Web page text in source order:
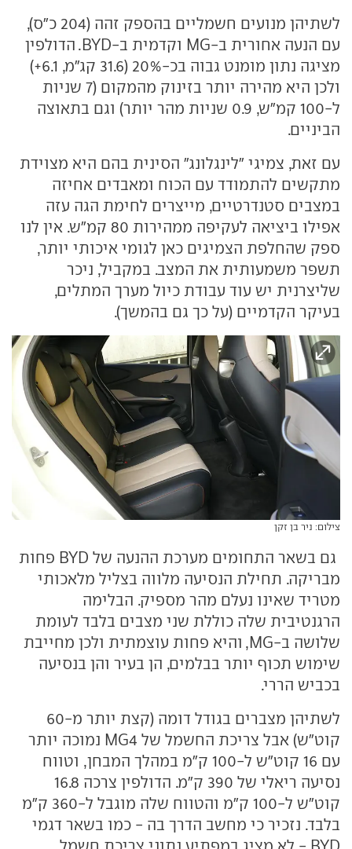
לשתיהן מנועים חשמליים בהספק זהה (204 כ"ס),
עם הנעה אחורית ב-MG וקדמית ב-BYD. הדולפין
מציגה נתון מומנט גבוה בכ-20% (31.6 קג"מ, 6.1+)
ולכן היא מהירה יותר בזינוק מהמקום (7 שניות
ל-100 קמ"ש, 0.9 שניות מהר יותר) וגם בתאוצה
הביניים.
עם זאת, צמיגי "לינגלונג" הסינית בהם היא מצוידת
מתקשים להתמודד עם הכוח ומאבדים אחיזה
במצבים סטנדרטיים, מייצרים לחימת הגה עזה
אפילו ביציאה לעקיפה ממהירות 80 קמ״ש. אין לנו
ספק שהחלפת הצמיגים כאן לגומי איכותי יותר,
תשפר משמעותית את המצב. במקביל, ניכר
שליצרנית יש עוד עבודת כיול מערך המתלים,
בעיקר הקדמיים (על כך גם בהמשך).
צילום: ניר בן זקן
גם בשאר התחומים מערכת ההנעה של BYD פחות
מבריקה. תחילת הנסיעה מלווה בצליל מלאכותי
מטריד שאינו נעלם מהר מספיק. הבלימה
הרגנטיבית שלה כוללת שני מצבים בלבד לעומת
שלושה ב-MG, והיא פחות עוצמתית ולכן מחייבת
שימוש תכוף יותר בבלמים, הן בעיר והן בנסיעה
בכביש הררי.
לשתיהן מצברים בגודל דומה (קצת יותר מ-60
קוט"ש) אבל צריכת החשמל של MG4 נמוכה יותר
עם 16 קוט"ש ל-100 ק"מ במהלך המבחן, וטווח
נסיעה ריאלי של 390 ק"מ. הדולפין צרכה 16.8
קוט"ש ל-100 ק"מ והטווח שלה מוגבל ל-360 ק"מ
בלבד. נזכיר כי מחשב הדרך בה - כמו בשאר דגמי